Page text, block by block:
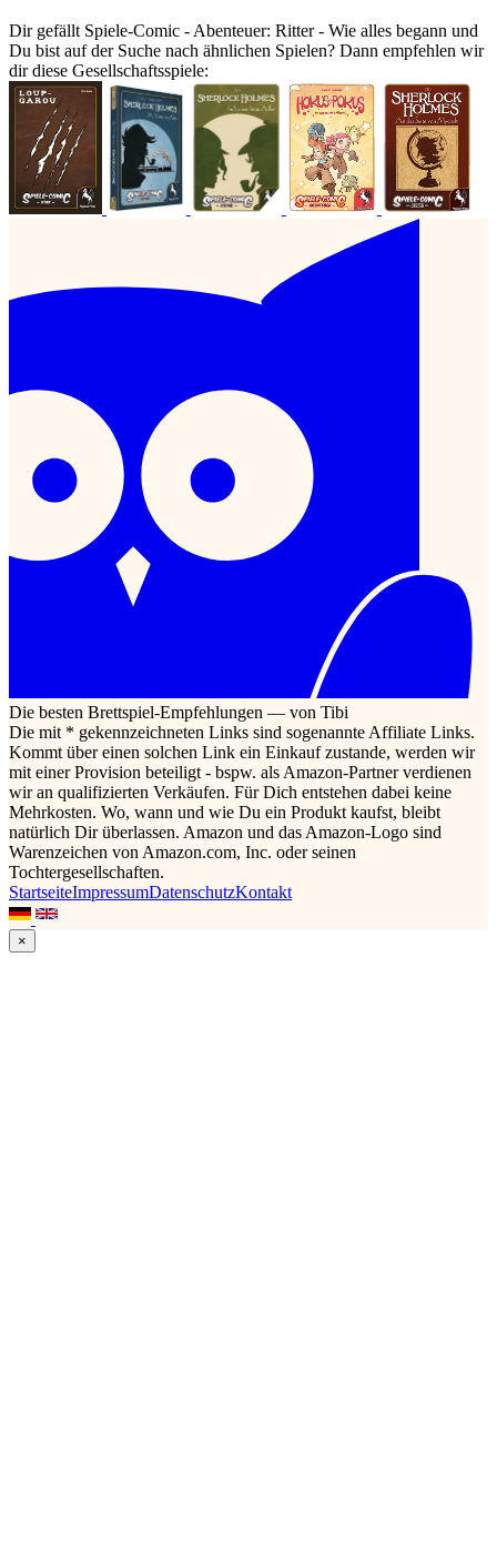
Dir gefällt Spiele-Comic - Abenteuer: Ritter - Wie alles begann und
Du bist auf der Suche nach ähnlichen Spielen? Dann empfehlen wir
dir diese Gesellschaftsspiele:
Die besten Brettspiel-Empfehlungen — von Tibi
Die mit * gekennzeichneten Links sind sogenannte Affiliate Links.
Kommt über einen solchen Link ein Einkauf zustande, werden wir
mit einer Provision beteiligt - bspw. als Amazon-Partner verdienen
wir an qualifizierten Verkäufen. Für Dich entstehen dabei keine
Mehrkosten. Wo, wann und wie Du ein Produkt kaufst, bleibt
natürlich Dir überlassen. Amazon und das Amazon-Logo sind
Warenzeichen von Amazon.com, Inc. oder seinen
Tochtergesellschaften.
StartseiteImpressumDatenschutzKontakt
×